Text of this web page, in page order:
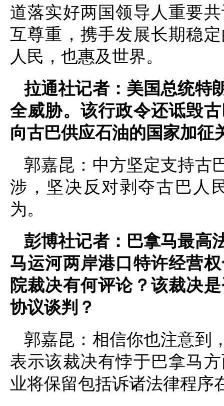
道落实好两国领导人重要
互尊重，携手发展长期稳
人民，也惠及世界。
拉通社记者：美国总统特
全威胁。该行政令还诋毁
向古巴供应石油的国家加征
郭嘉昆：中方坚定支持古
涉，坚决反对剥夺古巴人
为。
彭博社记者：巴拿马最高
马运河两岸港口特许经营
院裁决有何评论？该裁决
协议谈判？
郭嘉昆：相信你也注意到
表示该裁决有悖于巴拿马
业将保留包括诉诸法律程序